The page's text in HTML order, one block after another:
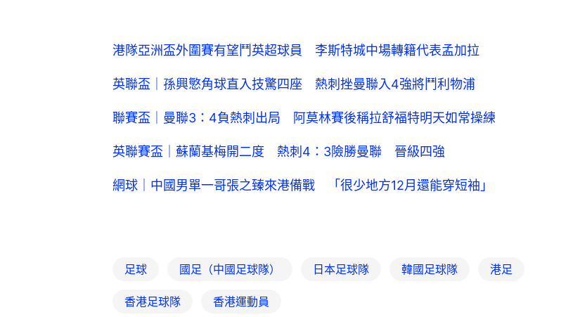
港隊亞洲盃外圍賽有望鬥英超球員 李斯特城中場轉籍代表孟加拉
英聯盃｜孫興慜角球直入技驚四座 熱刺挫曼聯入4強將鬥利物浦
聯賽盃｜曼聯3：4負熱刺出局 阿莫林賽後稱拉舒福特明天如常操練
英聯賽盃｜蘇蘭基梅開二度 熱刺4：3險勝曼聯 晉級四強
網球｜中國男單一哥張之臻來港備戰 「很少地方12月還能穿短袖」
足球 國足（中國足球隊） 日本足球隊 韓國足球隊 港足
香港足球隊 香港運動員